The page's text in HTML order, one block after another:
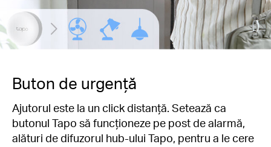
Buton de urgență
Ajutorul este la un click distanță. Setează ca
butonul Tapo să funcționeze pe post de alarmă,
alături de difuzorul hub-ului Tapo, pentru a le cere